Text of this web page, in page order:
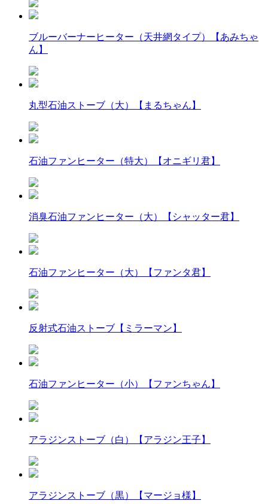
ブルーバーナーヒーター（天井網タイプ）【あみちゃ
ん】
丸型石油ストーブ（大）【まるちゃん】
石油ファンヒーター（特大）【オニギリ君】
消臭石油ファンヒーター（大）【シャッター君】
石油ファンヒーター（大）【ファンタ君】
反射式石油ストーブ【ミラーマン】
石油ファンヒーター（小）【ファンちゃん】
アラジンストーブ（白）【アラジン王子】
アラジンストーブ（黒）【マージョ様】